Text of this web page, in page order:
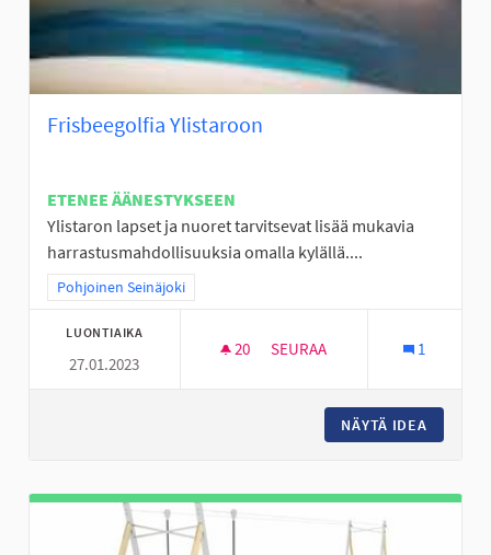
Frisbeegolfia Ylistaroon
ETENEE ÄÄNESTYKSEEN
Ylistaron lapset ja nuoret tarvitsevat lisää mukavia
harrastusmahdollisuuksia omalla kylällä....
Rajaa tulokset teeman mukaan: Pohjoinen Seinäjoki
Pohjoinen Seinäjoki
LUONTIAIKA
27.01.2023
20 20 SEURAAJAA
SEURAA 1
NÄYTÄ IDEA